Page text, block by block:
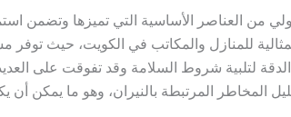
من العناصر الأساسية التي تميزها وتضمن
للمنازل والمكاتب في الكويت، حيث
لتلبية شروط السلامة وقد تفوقت على
المخاطر المرتبطة بالنيران، وهو ما يمكن أن